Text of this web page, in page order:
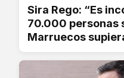
Sira Rego: “Es
70.000 personas
Marruecos